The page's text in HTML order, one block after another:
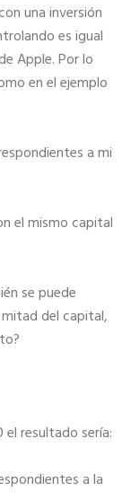
una inversión
es igual
Apple. Por lo
en el ejemplo
a mi
el mismo capital
se puede
del capital,
el resultado sería:
a la